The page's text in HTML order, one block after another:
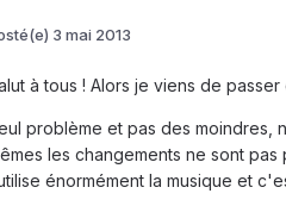
3 mai 2013
à tous ! Alors je viens de
problème et pas des moindres,
les changements ne sont
énormément la musique et